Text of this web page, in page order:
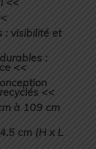
: visibilité et
:
<<
<<
à 109 cm
cm (H x L